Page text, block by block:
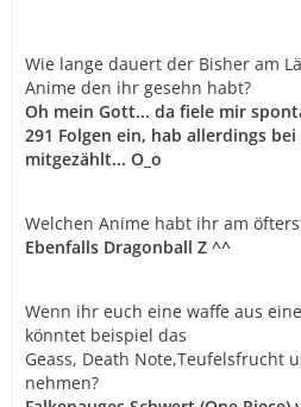
Wie lange dauert der Bisher am
Anime den ihr gesehn habt?
Oh mein Gott... da fiele mir
291 Folgen ein, hab allerdings
mitgezählt... O_o
Welchen Anime habt ihr am
Ebenfalls Dragonball Z ^^
Wenn ihr euch eine waffe aus
könntet beispiel das
Geass, Death Note,Teufelsfrucht
nehmen?